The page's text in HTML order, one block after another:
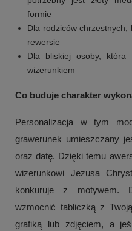
formie
Dla rodziców
rewersie
Dla bliskiej osoby, która
wizerunkiem
Co buduje charakter
Personalizacja w tym
grawerunek umieszczany
oraz datę. Dzięki temu
wizerunkowi Jezusa
konkuruje z motywem.
wzmocnić tabliczką z
grafiką lub zdjęciem, a